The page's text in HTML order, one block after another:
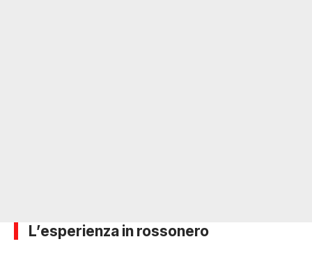
L’esperienza in rossonero